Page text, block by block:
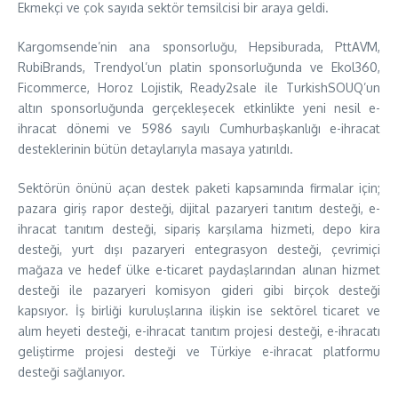
Ekmekçi ve çok sayıda sektör temsilcisi bir araya geldi.
Kargomsende’nin ana sponsorluğu, Hepsiburada, PttAVM,
RubiBrands, Trendyol’un platin sponsorluğunda ve Ekol360,
Ficommerce, Horoz Lojistik, Ready2sale ile TurkishSOUQ’un
altın sponsorluğunda gerçekleşecek etkinlikte yeni nesil e-
ihracat dönemi ve 5986 sayılı Cumhurbaşkanlığı e-ihracat
desteklerinin bütün detaylarıyla masaya yatırıldı.
Sektörün önünü açan destek paketi kapsamında firmalar için;
pazara giriş rapor desteği, dijital pazaryeri tanıtım desteği, e-
ihracat tanıtım desteği, sipariş karşılama hizmeti, depo kira
desteği, yurt dışı pazaryeri entegrasyon desteği, çevrimiçi
mağaza ve hedef ülke e-ticaret paydaşlarından alınan hizmet
desteği ile pazaryeri komisyon gideri gibi birçok desteği
kapsıyor. İş birliği kuruluşlarına ilişkin ise sektörel ticaret ve
alım heyeti desteği, e-ihracat tanıtım projesi desteği, e-ihracatı
geliştirme projesi desteği ve Türkiye e-ihracat platformu
desteği sağlanıyor.